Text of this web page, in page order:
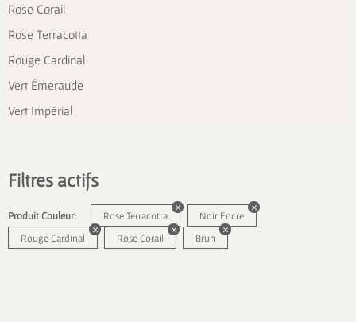
Rose Corail
Rose Terracotta
Rouge Cardinal
Vert Émeraude
Vert Impérial
Filtres actifs
Produit Couleur: Rose Terracotta
Noir Encre
Rouge Cardinal
Rose Corail Brun